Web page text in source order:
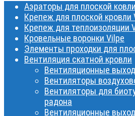
Аэраторы для плоской ковли
Крепеж для плоской кровли
Крепеж для теплоизоляции
Кровельные воронки Vilpe
Элементы проходки для
Вентиляция скатной кровли
Вентиляционные
Вентиляторы
Вентиляторы для
радона
Вентиляционные